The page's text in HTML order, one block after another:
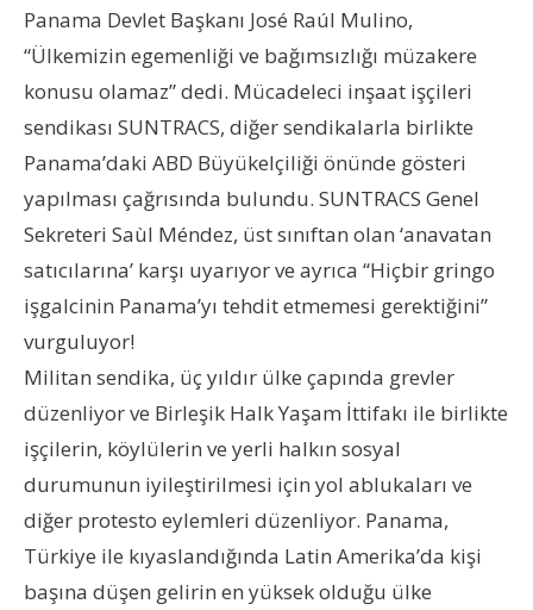
Panama Devlet Başkanı José Raúl Mulino,
“Ülkemizin egemenliği ve bağımsızlığı müzakere
konusu olamaz” dedi. Mücadeleci inşaat işçileri
sendikası SUNTRACS, diğer sendikalarla birlikte
Panama’daki ABD Büyükelçiliği önünde gösteri
yapılması çağrısında bulundu. SUNTRACS Genel
Sekreteri Saùl Méndez, üst sınıftan olan ‘anavatan
satıcılarına’ karşı uyarıyor ve ayrıca “Hiçbir gringo
işgalcinin Panama’yı tehdit etmemesi gerektiğini”
vurguluyor!
Militan sendika, üç yıldır ülke çapında grevler
düzenliyor ve Birleşik Halk Yaşam İttifakı ile birlikte
işçilerin, köylülerin ve yerli halkın sosyal
durumunun iyileştirilmesi için yol ablukaları ve
diğer protesto eylemleri düzenliyor. Panama,
Türkiye ile kıyaslandığında Latin Amerika’da kişi
başına düşen gelirin en yüksek olduğu ülke